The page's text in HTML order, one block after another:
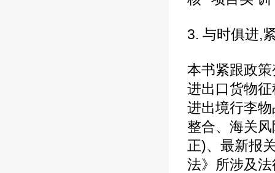
3. 与时俱进,
本书紧跟政
进出口货物
进出境行李
整合、海关
正)、最新报
法》所涉及